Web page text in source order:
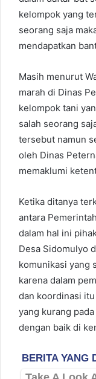
kelompok yang
seorang saja
mendapatkan
Masih menurut
marah di Dinas
kelompok tani
salah seorang
tersebut namun
oleh Dinas
memaklumi
Ketika ditanya
antara
dalam hal ini
Desa Sidomulyo
komunikasi yang
karena dalam
dan koordinasi
yang kurang
dengan baik di